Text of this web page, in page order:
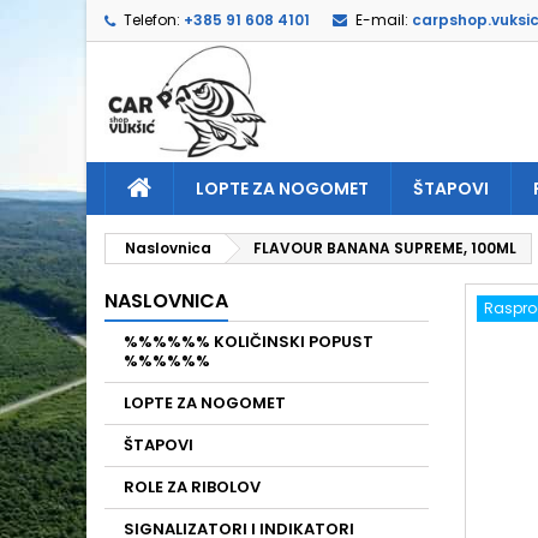
Telefon: +385 91 608 4101 E-mail:
LOPTE ZA NOGOMET ŠTAPOVI
Naslovnica FLAVOUR BANANA SUPREME, 100ML
NASLOVNICA
%%%%%% KOLIČINSKI POPUST
%%%%%%
LOPTE ZA NOGOMET
ŠTAPOVI
ROLE ZA RIBOLOV
SIGNALIZATORI I INDIKATORI